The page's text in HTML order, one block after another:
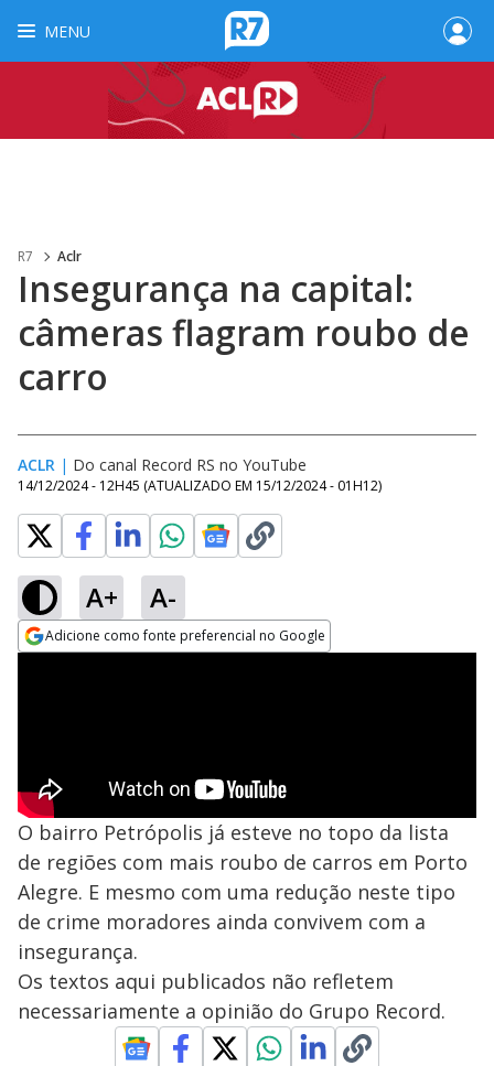
MENU
R7 Aclr
Insegurança na capital:
câmeras flagram roubo de
carro
ACLR | Do canal Record RS no YouTube
14/12/2024 - 12H45 (ATUALIZADO EM 15/12/2024 - 01H12)
A+ A-
Adicione como fonte preferencial no Google
O bairro Petrópolis já esteve no topo da lista
de regiões com mais roubo de carros em Porto
Alegre. E mesmo com uma redução neste tipo
de crime moradores ainda convivem com a
insegurança.
Os textos aqui publicados não refletem
necessariamente a opinião do Grupo Record.